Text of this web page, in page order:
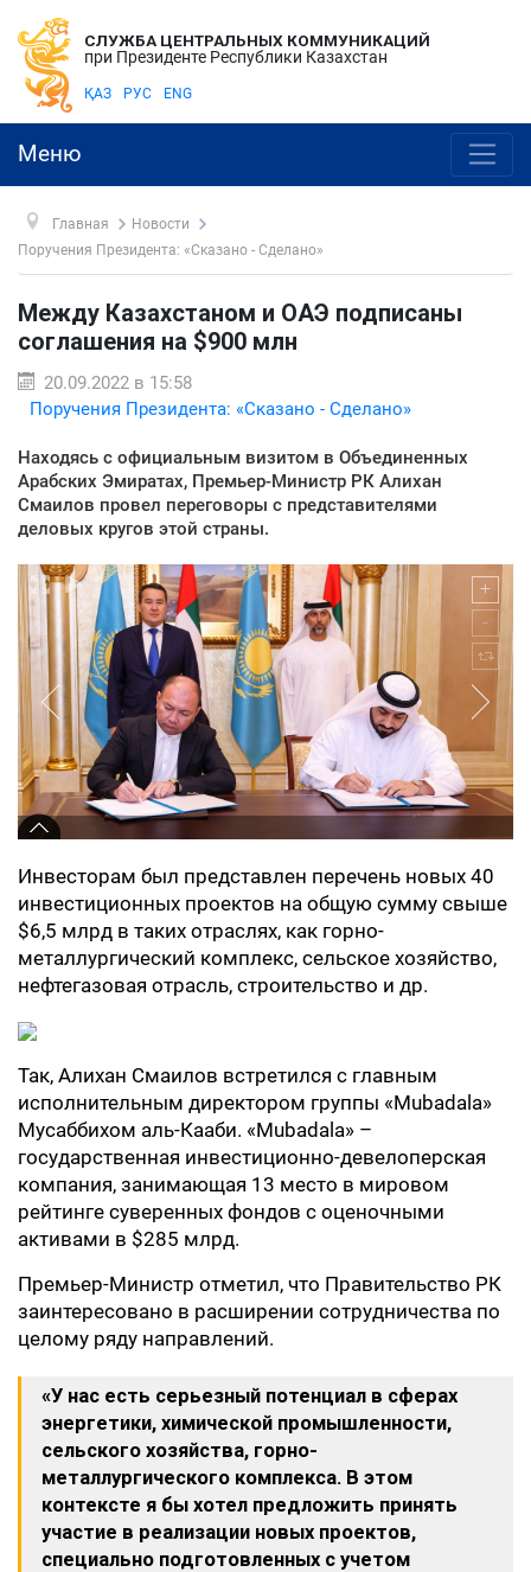
СЛУЖБА ЦЕНТРАЛЬНЫХ КОММУНИКАЦИЙ
при Президенте Республики Казахстан
ҚАЗ РУС ENG
Меню
Главная
Новости
Поручения Президента: «Сказано - Сделано»
Между Казахстаном и ОАЭ подписаны
соглашения на $900 млн
20.09.2022 в 15:58
Поручения Президента: «Сказано - Сделано»
Находясь с официальным визитом в Объединенных
Арабских Эмиратах, Премьер-Министр РК Алихан
Смаилов провел переговоры с представителями
деловых кругов этой страны.
Инвесторам был представлен перечень новых 40
инвестиционных проектов на общую сумму свыше
$6,5 млрд в таких отраслях, как горно-
металлургический комплекс, сельское хозяйство,
нефтегазовая отрасль, строительство и др.
Так, Алихан Смаилов встретился с главным
исполнительным директором группы «Mubadala»
Мусаббихом аль-Кааби. «Mubadala» –
государственная инвестиционно-девелоперская
компания, занимающая 13 место в мировом
рейтинге суверенных фондов с оценочными
активами в $285 млрд.
Премьер-Министр отметил, что Правительство РК
заинтересовано в расширении сотрудничества по
целому ряду направлений.
«У нас есть серьезный потенциал в сферах
энергетики, химической промышленности,
сельского хозяйства, горно-
металлургического комплекса. В этом
контексте я бы хотел предложить принять
участие в реализации новых проектов,
специально подготовленных с учетом